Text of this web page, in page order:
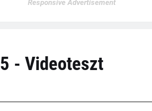
Responsive Advertisement
- Videoteszt